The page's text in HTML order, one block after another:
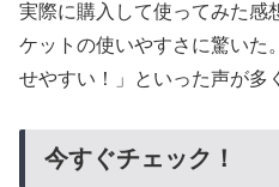
実際に購入して使ってみた感
ケットの使いやすさに驚いた
せやすい！」といった声が多
今すぐチェック！